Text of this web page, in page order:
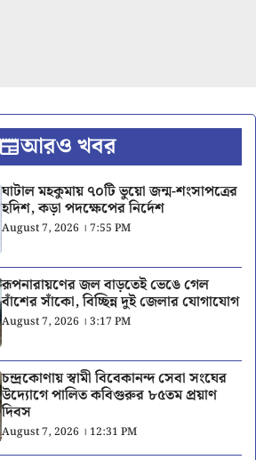
আরও খবর
ঘাটাল মহকুমায় ৭০টি ভুয়ো জন্ম-শংসাপত্রের
হদিশ, কড়া পদক্ষেপের নির্দেশ
August 7, 2026 । 7:55 PM
রূপনারায়ণের জল বাড়তেই ভেঙে গেল
বাঁশের সাঁকো, বিচ্ছিন্ন দুই জেলার যোগাযোগ
August 7, 2026 । 3:17 PM
চন্দ্রকোণায় স্বামী বিবেকানন্দ সেবা সংঘের
উদ্যোগে পালিত কবিগুরুর ৮৫তম প্রয়াণ
দিবস
August 7, 2026 । 12:31 PM